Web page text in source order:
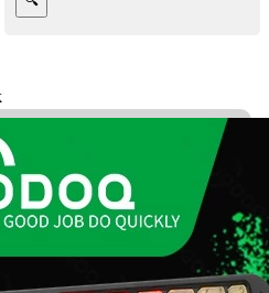
WhatsApp